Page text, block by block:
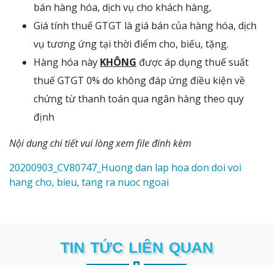
bán hàng hóa, dịch vụ cho khách hàng,
Giá tính thuế GTGT là giá bán của hàng hóa, dịch
vụ tương ứng tại thời điểm cho, biếu, tặng.
Hàng hóa này KHÔNG được áp dụng thuế suất
thuế GTGT 0% do không đáp ứng điều kiện về
chứng từ thanh toán qua ngân hàng theo quy
định
Nội dung chi tiết vui lòng xem file đính kèm
20200903_CV80747_Huong dan lap hoa don doi voi
hang cho, bieu, tang ra nuoc ngoai
TIN TỨC LIÊN QUAN